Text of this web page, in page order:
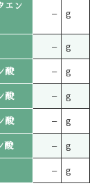
エン
– g
– g
酸 – g
酸 – g
酸 – g
酸 – g
– g